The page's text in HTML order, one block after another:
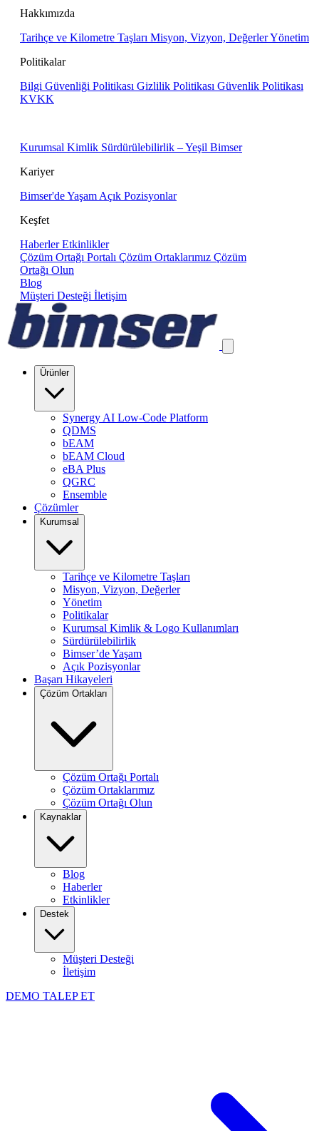
Hakkımızda
Tarihçe ve Kilometre Taşları Misyon, Vizyon, DeğerlerYönetim
Politikalar
Bilgi Güvenliği Politikası Gizlilik Politikası Güvenlik Politikası
KVKK
Kurumsal Kimlik Sürdürülebilirlik – Yeşil Bimser
Kariyer
Bimser'de Yaşam Açık Pozisyonlar
Keşfet
Haberler Etkinlikler
Çözüm Ortağı Portalı Çözüm Ortaklarımız Çözüm
Ortağı Olun
Blog
Müşteri Desteği İletişim
Ürünler
Synergy AI Low-Code Platform
QDMS
bEAM
bEAM Cloud
eBA Plus
QGRC
Ensemble
Çözümler
Kurumsal
Tarihçe ve Kilometre Taşları
Misyon, Vizyon, Değerler
Yönetim
Politikalar
Kurumsal Kimlik & Logo Kullanımları
Sürdürülebilirlik
Bimser’de Yaşam
Açık Pozisyonlar
Başarı Hikayeleri
Çözüm Ortakları
Çözüm Ortağı Portalı
Çözüm Ortaklarımız
Çözüm Ortağı Olun
Kaynaklar
Blog
Haberler
Etkinlikler
Destek
Müşteri Desteği
İletişim
DEMO TALEP ET